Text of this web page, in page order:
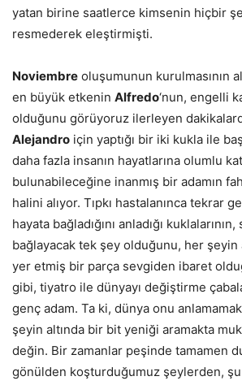
yatan birine saatlerce kimsenin hiçbir
resmederek eleştirmişti.
Noviembre oluşumunun kurulmasının
en büyük etkenin Alfredo‘nun, engelli
olduğunu görüyoruz ilerleyen
Alejandro için yaptığı bir iki kukla ile
daha fazla insanın hayatlarına olumlu
bulunabileceğine inanmış bir adamın
halini alıyor. Tıpkı hastalanınca tekrar
hayata bağladığını anladığı
bağlayacak tek şey olduğunu, her şeyin
yer etmiş bir parça sevgiden ibaret
gibi, tiyatro ile dünyayı değiştirme
genç adam. Ta ki, dünya onu
şeyin altında bir bit yeniği aramakta
değin. Bir zamanlar peşinde tamamen
gönülden koşturduğumuz şeylerden, şu